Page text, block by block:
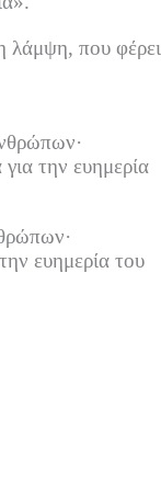
λάμψη, που φέρει
την ευημερία
ευημερία του